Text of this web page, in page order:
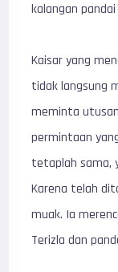
kalangan pandai
Kaisar yang
tidak langsung
meminta
permintaan
tetaplah sama,
Karena telah
muak. Ia
Terizla dan